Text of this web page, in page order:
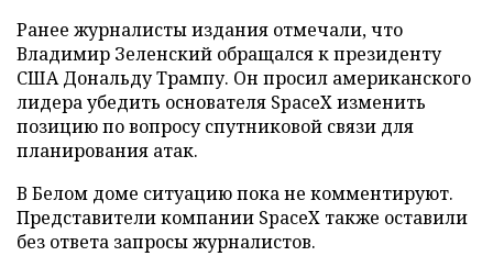
Ранее журналисты издания отмечали, что
Владимир Зеленский обращался к президенту
США Дональду Трампу. Он просил американского
лидера убедить основателя SpaceX изменить
позицию по вопросу спутниковой связи для
планирования атак.
В Белом доме ситуацию пока не комментируют.
Представители компании SpaceX также оставили
без ответа запросы журналистов.